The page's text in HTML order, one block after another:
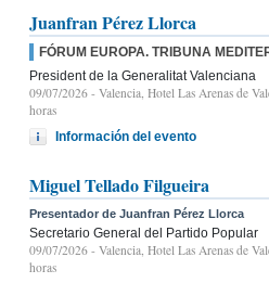
Juanfran Pérez Llorca
FÓRUM EUROPA. TRIBUNA
President de la Generalitat Valenciana
09/07/2026 - Valencia, Hotel Las Arenas de
horas
Información del evento
Miguel Tellado Filgueira
Presentador de Juanfran Pérez Llorca
Secretario General del Partido Popular
09/07/2026 - Valencia, Hotel Las Arenas de
horas